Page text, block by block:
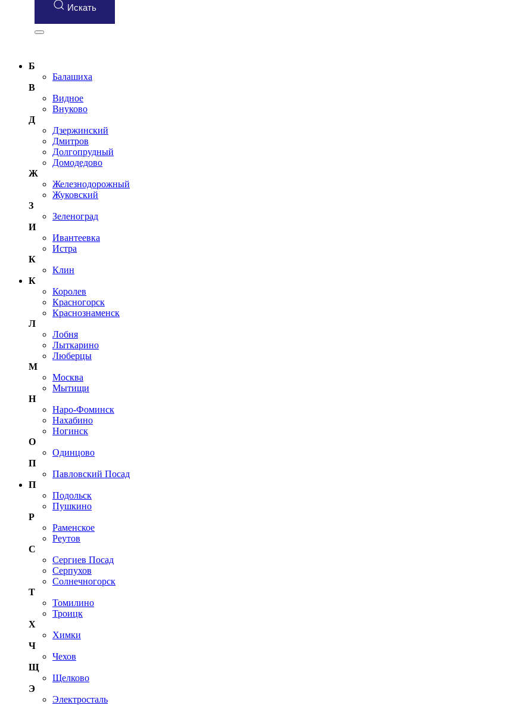
Искать
Б
Балашиха
В
Видное
Внуково
Д
Дзержинский
Дмитров
Долгопрудный
Домодедово
Ж
Железнодорожный
Жуковский
З
Зеленоград
И
Ивантеевка
Истра
К
Клин
К
Королев
Красногорск
Краснознаменск
Л
Лобня
Лыткарино
Люберцы
М
Москва
Мытищи
Н
Наро-Фоминск
Нахабино
Ногинск
О
Одинцово
П
Павловский Посад
П
Подольск
Пушкино
Р
Раменское
Реутов
С
Сергиев Посад
Серпухов
Солнечногорск
Т
Томилино
Троицк
Х
Химки
Ч
Чехов
Щ
Щелково
Э
Электросталь